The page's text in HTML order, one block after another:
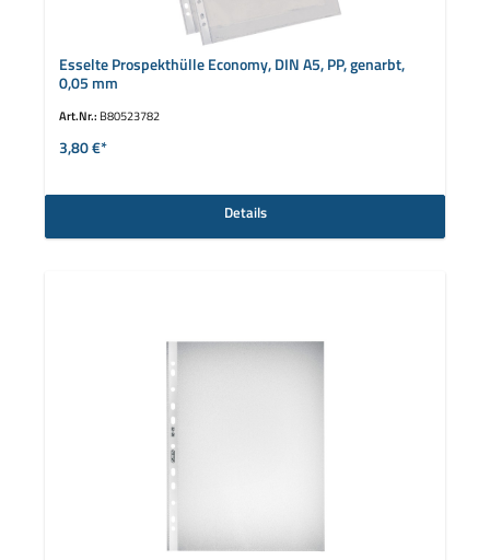
Esselte Prospekthülle Economy, DIN A5, PP, genarbt,
0,05 mm
Art.Nr.: B80523782
3,80 €*
Details